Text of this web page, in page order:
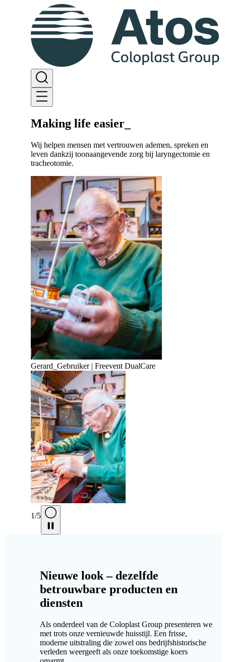
Making life easier_
Wij helpen mensen met vertrouwen ademen, spreken en
leven dankzij toonaangevende zorg bij laryngectomie en
tracheotomie.
Gerard Gebruiker | Freevent DualCare
1/5
Nieuwe look – dezelfde
betrouwbare producten en
diensten
Als onderdeel van de Coloplast Group presenteren we
met trots onze vernieuwde huisstijl. Een frisse,
moderne uitstraling die zowel ons bedrijfshistorische
verleden weergeeft als onze toekomstige koers